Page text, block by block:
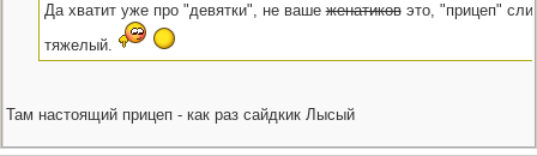
Да хватит уже про "девятки", не вашеженатиковэто, "прицеп"
тяжелый.
Там настоящий прицеп - как раз сайдкик Лысый